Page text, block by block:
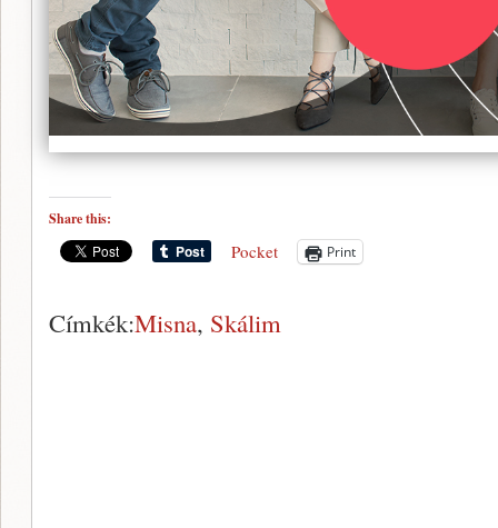
Share this:
Pocket Print
Címkék:Misna, Skálim